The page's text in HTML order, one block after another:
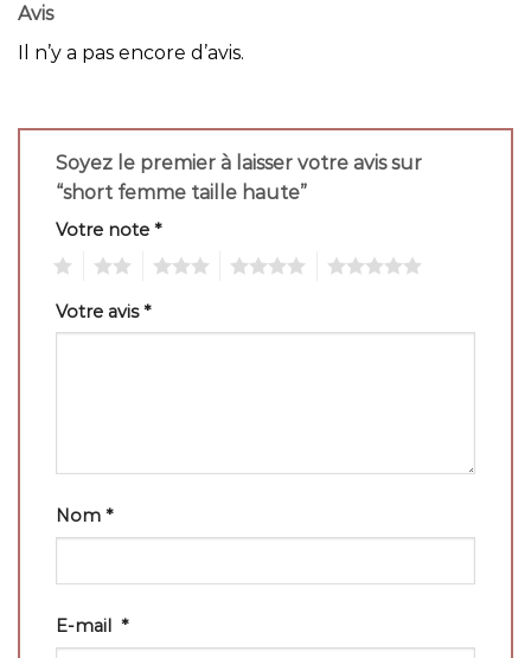
Avis
Il n’y a pas encore d’avis.
Soyez le premier à laisser votre avis sur
“short femme taille haute”
Votre note *
Votre avis*
Nom *
E-mail *